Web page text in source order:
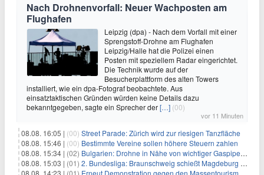
Nach Drohnenvorfall: Neuer Wachposten am
Flughafen
Leipzig (dpa) - Nach dem Vorfall mit einer
Sprengstoff-Drohne am Flughafen
Leipzig/Halle hat die Polizei einen
Posten mit speziellem Radar eingerichtet.
Die Technik wurde auf der
Besucherplattform des alten Towers
installiert, wie ein dpa-Fotograf beobachtete. Aus
einsatztaktischen Gründen würden keine Details dazu
bekanntgegeben, sagte ein Sprecher der[…] (00)
vor 11 Minuten
08.08. 16:05 | (00) Street Parade: Zürich wird zur riesigen Tanzfläche
08.08. 15:46 | (00) Bestimmte Vereine sollen höhere Steuern zahlen
08.08. 15:34 | (02) Bulgarien: Drohne in Nähe von wichtiger Gaspipeline explodiert
08.08. 15:03 | (01) 2. Bundesliga: Braunschweig schießt Magdeburg ab